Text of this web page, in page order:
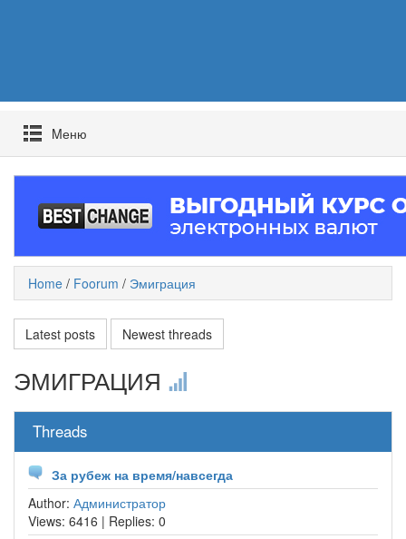
Mеню
Home / Foorum / Эмиграция
Latest posts Newest threads
ЭМИГРАЦИЯ
Threads
За рубеж на время/навсегда
Author: Администратор
Views: 6416 | Replies: 0